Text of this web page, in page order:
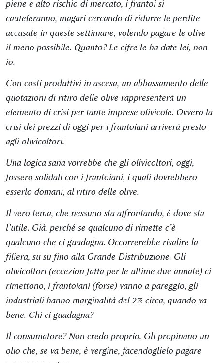
piene e alto rischio di mercato, i frantoi si
cauteleranno, magari cercando di ridurre le perdite
accusate in queste settimane, volendo pagare le olive
il meno possibile. Quanto? Le cifre le ha date lei, non
io.
Con costi produttivi in ascesa, un abbassamento delle
quotazioni di ritiro delle olive rappresenterà un
elemento di crisi per tante imprese olivicole. Ovvero la
crisi dei prezzi di oggi per i frantoiani arriverà presto
agli olivicoltori.
Una logica sana vorrebbe che gli olivicoltori, oggi,
fossero solidali con i frantoiani, i quali dovrebbero
esserlo domani, al ritiro delle olive.
Il vero tema, che nessuno sta affrontando, è dove sta
l’utile. Già, perché se qualcuno di rimette c’è
qualcuno che ci guadagna. Occorrerebbe risalire la
filiera, su su fino alla Grande Distribuzione. Gli
olivicoltori (eccezion fatta per le ultime due annate) ci
rimettono, i frantoiani (forse) vanno a pareggio, gli
industriali hanno marginalità del 2% circa, quando va
bene. Chi ci guadagna?
Il consumatore? Non credo proprio. Gli propinano un
olio che, se va bene, è vergine, facendoglielo pagare